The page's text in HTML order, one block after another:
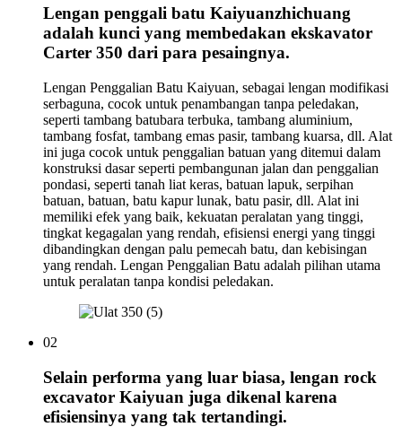
Lengan penggali batu Kaiyuanzhichuang
adalah kunci yang membedakan ekskavator
Carter 350 dari para pesaingnya.
Lengan Penggalian Batu Kaiyuan, sebagai lengan modifikasi
serbaguna, cocok untuk penambangan tanpa peledakan,
seperti tambang batubara terbuka, tambang aluminium,
tambang fosfat, tambang emas pasir, tambang kuarsa, dll. Alat
ini juga cocok untuk penggalian batuan yang ditemui dalam
konstruksi dasar seperti pembangunan jalan dan penggalian
pondasi, seperti tanah liat keras, batuan lapuk, serpihan
batuan, batuan, batu kapur lunak, batu pasir, dll. Alat ini
memiliki efek yang baik, kekuatan peralatan yang tinggi,
tingkat kegagalan yang rendah, efisiensi energi yang tinggi
dibandingkan dengan palu pemecah batu, dan kebisingan
yang rendah. Lengan Penggalian Batu adalah pilihan utama
untuk peralatan tanpa kondisi peledakan.
02
Selain performa yang luar biasa, lengan rock
excavator Kaiyuan juga dikenal karena
efisiensinya yang tak tertandingi.